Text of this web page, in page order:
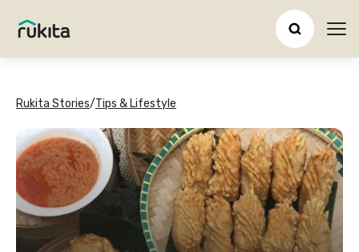
Rukita Stories/Tips & Lifestyle